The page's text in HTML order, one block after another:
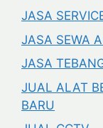
JASA
JASA SEWA
JASA
JUAL ALAT
BARU